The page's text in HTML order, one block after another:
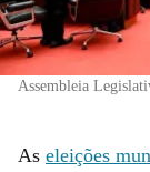
Assembleia
As eleições